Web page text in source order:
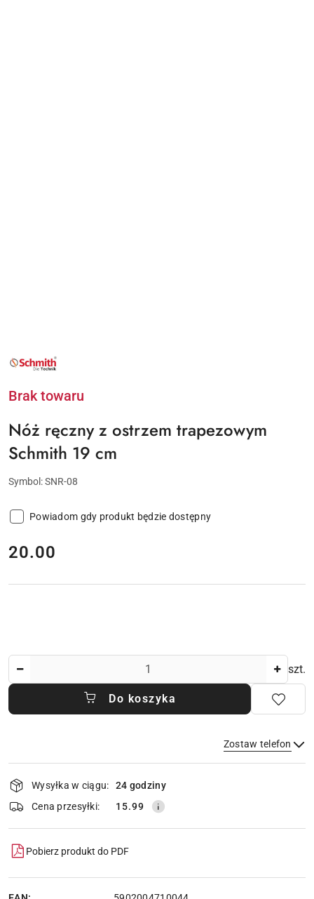
NAZWA
PRODUCENTA:
Brak towaru
Nóż ręczny z ostrzem trapezowym
Schmith 19 cm
Symbol:SNR-08
Powiadom gdy produkt będzie dostępny
cena:
20.00
szt.
Do koszyka
Zostaw telefon
Wyślij
Dostępność
i
dostawa
Wysyłka w ciągu:
24 godziny
Cena przesyłki:
15.99
Pobierz produkt do PDF